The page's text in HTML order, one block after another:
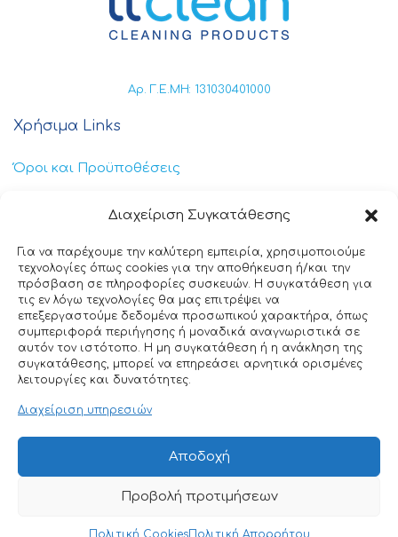
Διαχείριση Συγκατάθεσης
Για να παρέχουμε την καλύτερη εμπειρία, χρησιμοποιούμε
τεχνολογίες όπως cookies για την αποθήκευση ή/και την
πρόσβαση σε πληροφορίες συσκευών. Η συγκατάθεση για
τις εν λόγω τεχνολογίες θα μας επιτρέψει να
επεξεργαστούμε δεδομένα προσωπικού χαρακτήρα, όπως
συμπεριφορά περιήγησης ή μοναδικά αναγνωριστικά σε
αυτόν τον ιστότοπο. Η μη συγκατάθεση ή η ανάκληση της
συγκατάθεσης, μπορεί να επηρεάσει αρνητικά ορισμένες
λειτουργίες και δυνατότητες.
Διαχείριση υπηρεσιών
Αποδοχή
Προβολή προτιμήσεων
Πολιτική CookiesΠολιτική Απορρήτου
Αρ. Γ.Ε.ΜΗ: 131030401000
Χρήσιμα Links
Όροι και Προϋποθέσεις
Πολιτική Απορρήτου
Πολιτική Cookies
Επικοινωνία
+30 211 404 0235
info@ttclean.gr
© 2025 TT Clean All rights reserved. Designed by
Nuntiusweb